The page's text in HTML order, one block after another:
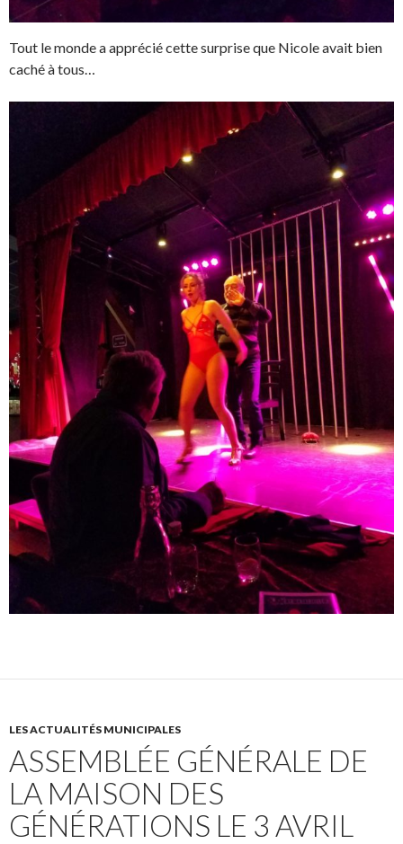
Tout le monde a apprécié cette surprise que Nicole avait bien
caché à tous…
LES ACTUALITÉS MUNICIPALES
ASSEMBLÉE GÉNÉRALE DE
LA MAISON DES
GÉNÉRATIONS LE 3 AVRIL